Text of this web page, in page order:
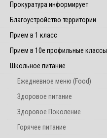
Прокуратура информирует
Благоустройство территории
Прием в 1 класс
Прием в 10е профильные классы
Школьное питание
Ежедневное меню (Food)
Здоровое питание
Здоровое Поколение
Горячее питание